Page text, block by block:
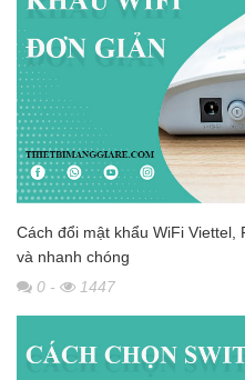
Cách đổi mật khẩu WiFi Viettel,
và nhanh chóng
0 - 1447